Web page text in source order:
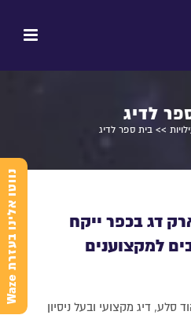
לדיג
>> בית ספר לדיג
דג בכפר ייקח
למקצוענים
סלע, דיג מקצועי ובעל ניסיון
נ
ו
ו
ט
ו
א
ל
י
נ
ו
ב
ע
ז
ר
ת
W
a
z
e